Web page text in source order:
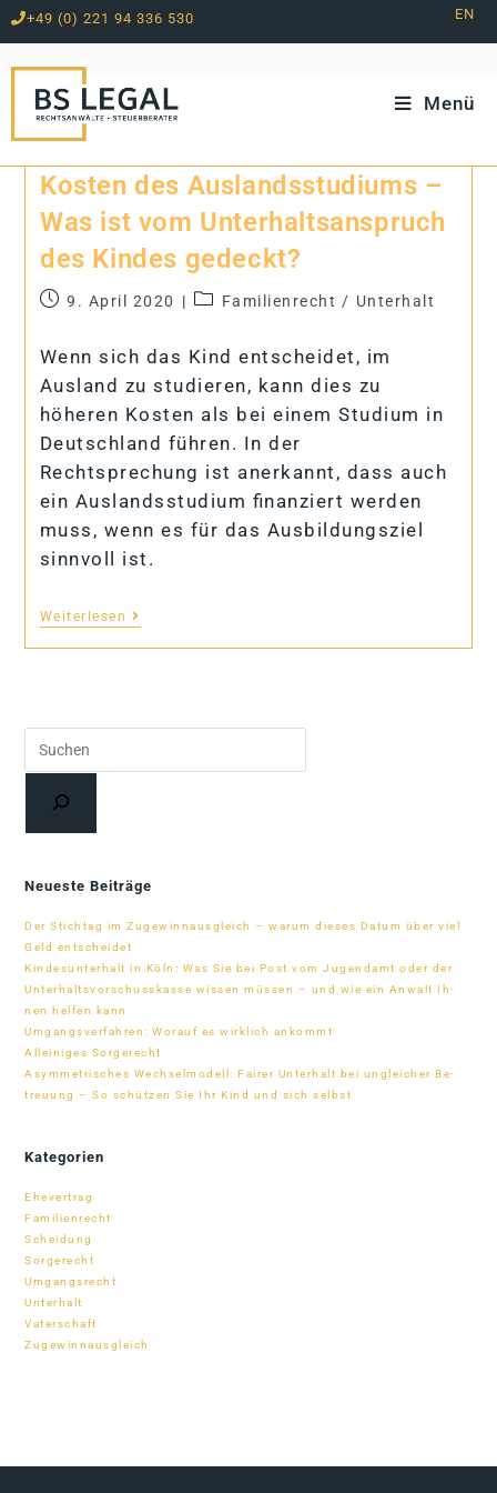
Zum
Inhalt
springen
+49 (0) 221 94 336 530 EN
Menü
Kos­ten des Aus­lands­stu­di­ums –
Was ist vom Un­ter­halts­an­spruch
des Kin­des gedeckt?
9. April 2020 Familienrecht / Unterhalt
Wenn sich das Kind entscheidet, im
Ausland zu studieren, kann dies zu
höheren Kosten als bei einem Studium in
Deutschland führen. In der
Rechtsprechung ist anerkannt, dass auch
ein Auslandsstudium finanziert werden
muss, wenn es für das Ausbildungsziel
sinnvoll ist.
Weiterlesen
Neueste Beiträge
Der Stich­tag im Zu­ge­winn­aus­gleich – warum die­ses Da­tum über viel
Geld entscheidet
Kin­des­un­ter­halt in Köln: Was Sie bei Post vom Ju­gend­amt oder der
Un­ter­halts­vor­schuss­kasse wis­sen müs­sen – und wie ein An­walt Ih­
nen hel­fen kann
Um­gangs­ver­fah­ren: Wor­auf es wirk­lich ankommt
Al­lei­ni­ges Sorgerecht
Asym­me­tri­sches Wech­sel­mo­dell: Fai­rer Un­ter­halt bei un­glei­cher Be­
treu­ung – So schüt­zen Sie Ihr Kind und sich selbst
Kategorien
Ehevertrag
Familienrecht
Scheidung
Sorgerecht
Umgangsrecht
Unterhalt
Vaterschaft
Zugewinnausgleich